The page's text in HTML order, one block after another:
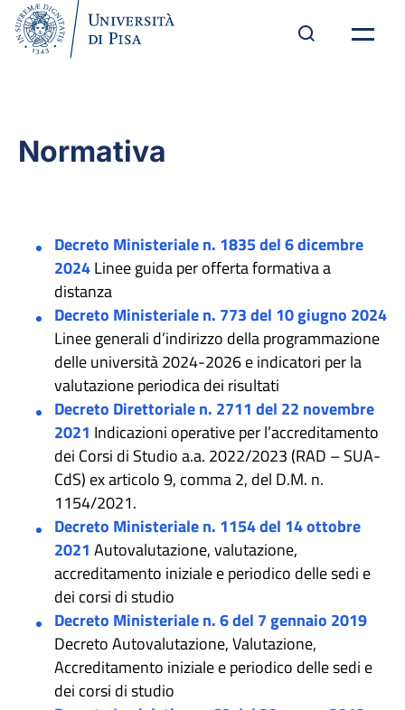
Normativa
Decreto Ministeriale n. 1835 del 6 dicembre
2024Linee guida per offerta formativa a
distanza
Decreto Ministeriale n. 773 del 10 giugno 2024
Linee generali d’indirizzo della programmazione
delle università 2024-2026 e indicatori per la
valutazione periodica dei risultati
Decreto Direttoriale n. 2711 del 22 novembre
2021 Indicazioni operative per l’accreditamento
dei Corsi di Studio a.a. 2022/2023 (RAD – SUA-
CdS) ex articolo 9, comma 2, del D.M. n.
1154/2021.
Decreto Ministeriale n. 1154 del 14 ottobre
2021 Autovalutazione, valutazione,
accreditamento iniziale e periodico delle sedi e
dei corsi di studio
Decreto Ministeriale n. 6 del 7 gennaio 2019
Decreto Autovalutazione, Valutazione,
Accreditamento iniziale e periodico delle sedi e
dei corsi di studio